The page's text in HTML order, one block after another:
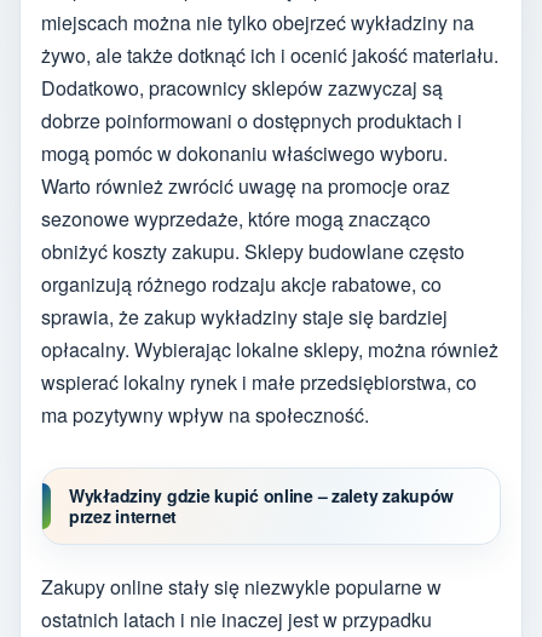
miejscach można nie tylko obejrzeć wykładziny na
żywo, ale także dotknąć ich i ocenić jakość materiału.
Dodatkowo, pracownicy sklepów zazwyczaj są
dobrze poinformowani o dostępnych produktach i
mogą pomóc w dokonaniu właściwego wyboru.
Warto również zwrócić uwagę na promocje oraz
sezonowe wyprzedaże, które mogą znacząco
obniżyć koszty zakupu. Sklepy budowlane często
organizują różnego rodzaju akcje rabatowe, co
sprawia, że zakup wykładziny staje się bardziej
opłacalny. Wybierając lokalne sklepy, można również
wspierać lokalny rynek i małe przedsiębiorstwa, co
ma pozytywny wpływ na społeczność.
Wykładziny gdzie kupić online – zalety zakupów
przez internet
Zakupy online stały się niezwykle popularne w
ostatnich latach i nie inaczej jest w przypadku